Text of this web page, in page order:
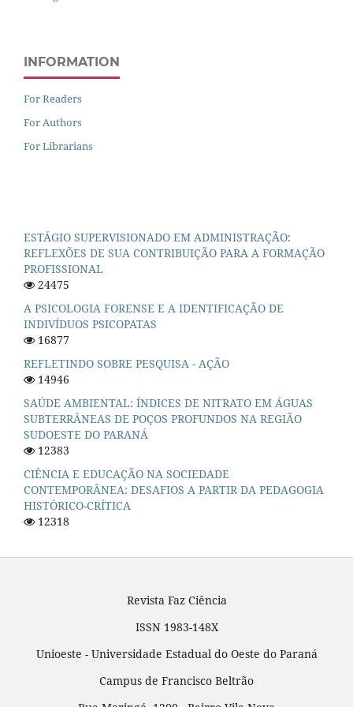
INFORMATION
For Readers
For Authors
For Librarians
ESTÁGIO SUPERVISIONADO EM ADMINISTRAÇÃO:
REFLEXÕES DE SUA CONTRIBUIÇÃO PARA A FORMAÇÃO
PROFISSIONAL
24475
A PSICOLOGIA FORENSE E A IDENTIFICAÇÃO DE
INDIVÍDUOS PSICOPATAS
16877
REFLETINDO SOBRE PESQUISA - AÇÃO
14946
SAÚDE AMBIENTAL: ÍNDICES DE NITRATO EM ÁGUAS
SUBTERRÂNEAS DE POÇOS PROFUNDOS NA REGIÃO
SUDOESTE DO PARANÁ
12383
CIÊNCIA E EDUCAÇÃO NA SOCIEDADE
CONTEMPORÂNEA: DESAFIOS A PARTIR DA PEDAGOGIA
HISTÓRICO-CRÍTICA
12318
Revista Faz Ciência
ISSN 1983-148X
Unioeste - Universidade Estadual do Oeste do Paraná
Campus de Francisco Beltrão